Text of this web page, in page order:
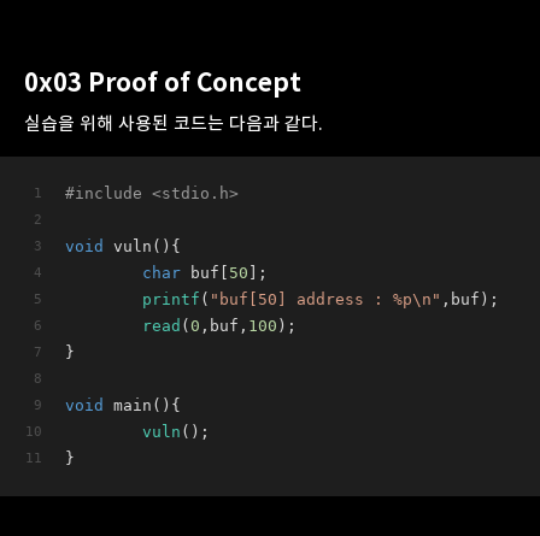
0x03 Proof of Concept
실습을 위해 사용된 코드는 다음과 같다.
#include <stdio.h>
void vuln () {
char buf[ 50 ];
printf ( "buf[50] address : %p\n" ,buf);
read ( 0 ,buf, 100 );
}
void main () {
vuln ();
}